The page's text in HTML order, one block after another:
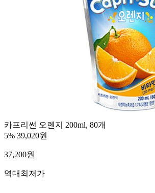
카프리썬 오렌지 200ml, 80개
5% 39,020원
37,200원
역대최저가